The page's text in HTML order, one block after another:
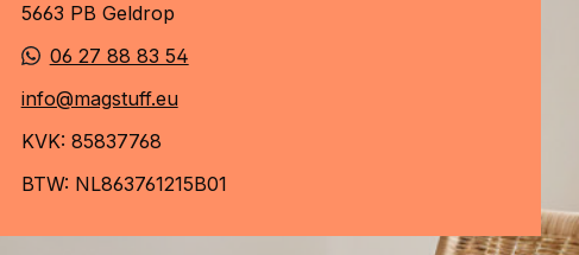
5663 PB Geldrop
06 27 88 83 54
info@magstuff.eu
KVK: 85837768
BTW: NL863761215B01